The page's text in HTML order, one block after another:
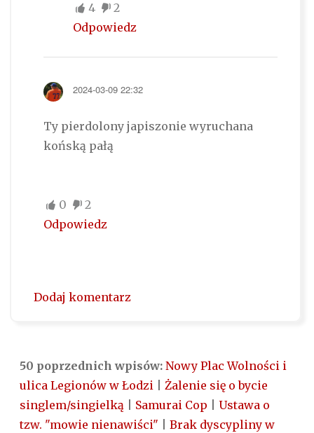
4
2
Odpowiedz
2024-03-09 22:32
Ty pierdolony japiszonie wyruchana
końską pałą
0
2
Odpowiedz
Dodaj komentarz
50 poprzednich wpisów: Nowy Plac Wolności i
ulica Legionów w Łodzi
Żalenie się o bycie
singlem/singielką
Samurai Cop
Ustawa o
tzw. "mowie nienawiści"
Brak dyscypliny w